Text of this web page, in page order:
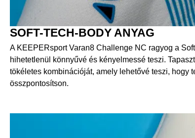
SOFT-TECH-BODY ANYAG
A KEEPERsport Varan8 Challenge NC ragyog a
hihetetlenül könnyűvé és kényelmessé teszi.
tökéletes kombinációját, amely lehetővé teszi, hogy
összpontosítson.